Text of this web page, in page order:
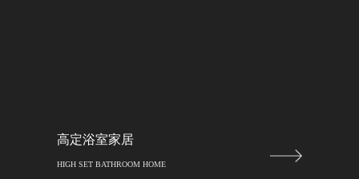
高定浴室家居
HIGH SET BATHROOM HOME